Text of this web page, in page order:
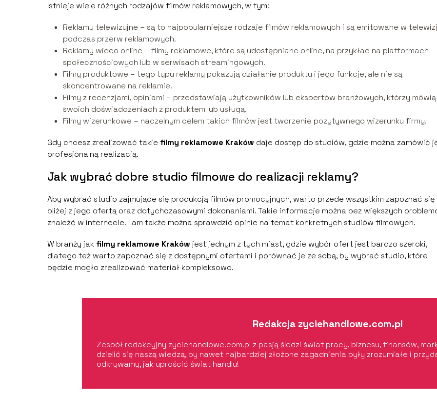
Istnieje wiele różnych rodzajów filmów reklamowych, w tym:
Reklamy telewizyjne – są to najpopularniejsze rodzaje filmów reklamowych i są emitowane w
podczas przerw reklamowych.
Reklamy wideo online – filmy reklamowe, które są udostępniane online, na przykład na platformach
społecznościowych lub w serwisach streamingowych.
Filmy produktowe – tego typu reklamy pokazują działanie produktu i jego funkcje, ale nie są
skoncentrowane na reklamie.
Filmy z recenzjami, opiniami – przedstawiają użytkowników lub ekspertów branżowych, którzy
swoich doświadczeniach z produktem lub usługą.
Filmy wizerunkowe – naczelnym celem takich filmów jest tworzenie pozytywnego wizerunku firmy.
Gdy chcesz zrealizować takie filmy reklamowe Kraków daje dostęp do studiów, gdzie można zamówić
profesjonalną realizacją.
Jak wybrać dobre studio filmowe do realizacji reklamy?
Aby wybrać studio zajmujące się produkcją filmów promocyjnych, warto przede wszystkim zapoznać się
bliżej z jego ofertą oraz dotychczasowymi dokonaniami. Takie informacje można bez większych
znaleźć w internecie. Tam także można sprawdzić opinie na temat konkretnych studiów filmowych.
W branży jak filmy reklamowe Kraków jest jednym z tych miast, gdzie wybór ofert jest bardzo szeroki,
dlatego też warto zapoznać się z dostępnymi ofertami i porównać je ze sobą, by wybrać studio, które
będzie mogło zrealizować materiał kompleksowo.
Redakcja zyciehandlowe.com.pl
Zespół redakcyjny zyciehandlowe.com.pl z pasją śledzi świat pracy, biznesu, finansów,
dzielić się naszą wiedzą, by nawet najbardziej złożone zagadnienia były zrozumiałe i
odkrywamy, jak uprościć świat handlu!